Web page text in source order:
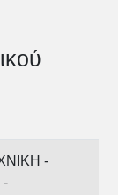
-